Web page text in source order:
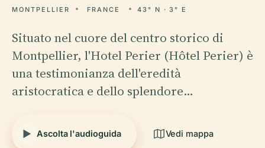
MONTPELLIER FRANCE 43° N · 3° E
Situato nel cuore del centro storico di
Montpellier, l'Hotel Perier (Hôtel Perier) è
una testimonianza dell'eredità
aristocratica e dello splendore…
Ascolta l'audioguida Vedi mappa